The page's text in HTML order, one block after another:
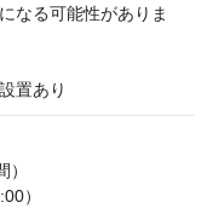
なる可能性がありま
置あり
）